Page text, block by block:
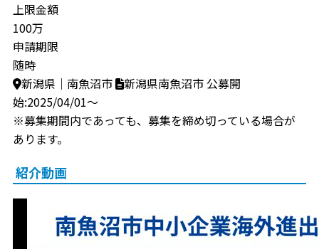
上限金額
100万
申請期限
随時
新潟県｜南魚沼市
新潟県南魚沼市 公募開
始:2025/04/01～
※募集期間内であっても、募集を締め切っている場合が
あります。
紹介動画